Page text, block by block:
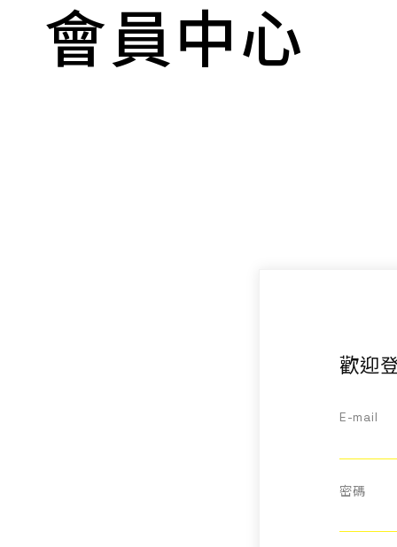
會員中心
歡迎
E-mail
密碼
最新消息